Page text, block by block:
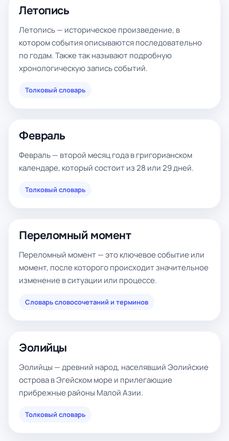
Летопись
Летопись — историческое произведение, в
котором события описываются последовательно
по годам. Также так называют подробную
хронологическую запись событий.
Толковый словарь
Февраль
Февраль — второй месяц года в григорианском
календаре, который состоит из 28 или 29 дней.
Толковый словарь
Переломный момент
Переломный момент — это ключевое событие или
момент, после которого происходит значительное
изменение в ситуации или процессе.
Словарь словосочетаний и терминов
Эолийцы
Эолийцы — древний народ, населявший Эолийские
острова в Эгейском море и прилегающие
прибрежные районы Малой Азии.
Толковый словарь